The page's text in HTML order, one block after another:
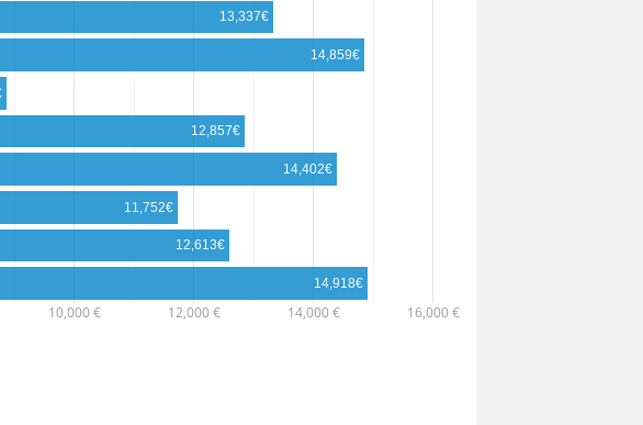
10,000 € 12,000 € 14,000 € 16,000 €
13,337€
14,859€
12,857€
14,402€
11,752€
12,613€
14,918€
(Chefarzt) 01/27